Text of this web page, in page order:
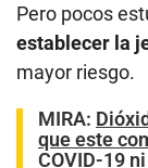
Pero pocos
establecer la
mayor riesgo.
MIRA:
que este
COVID-19